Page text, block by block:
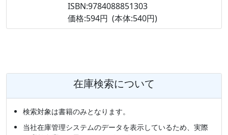
ISBN:9784088851303
価格:594円 (本体:540円)
在庫検索について
検索対象は書籍のみとなります。
当社在庫管理システムのデータを表示しているため、実際